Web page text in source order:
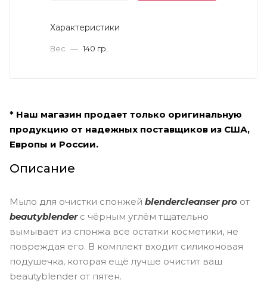
Характеристики
Вес — 140 гр.
* Наш магазин продает только оригинальную
продукцию от надежных поставщиков из США,
Европы и России.
Описание
Мыло для очистки спонжей blendercleanser pro от
beautyblenderс чёрным углём тщательно
вымывает из спонжа все остатки косметики, не
повреждая его. В комплект входит силиконовая
подушечка, которая ещё лучше очистит ваш
beautyblender от пятен.